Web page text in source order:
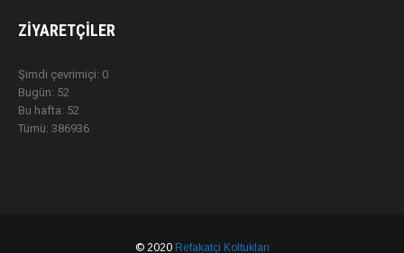
ZIYARETÇILER
Şimdi çevrimiçi: 0
Bugün: 52
Bu hafta: 52
Tümü: 386936
© 2020 Refakatçi Koltukları